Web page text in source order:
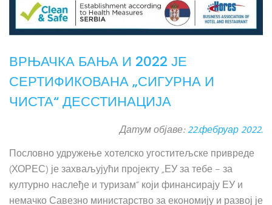
ВРЊАЧКА БАЊА И 2022 ЈЕ
СЕРТИФИКОВАНА „СИГУРНА И
ЧИСТА“ ДЕССТИНАЦИЈА
Датум објаве:22.фебруар 2022.
Пословно удружење хотелско угоститељске привреде
(ХОРЕС) је захваљујући пројекту „ЕУ за тебе – за
културно наслеђе и туризам“ који финансирају ЕУ и
немачко Савезно министарство за економију и развој је